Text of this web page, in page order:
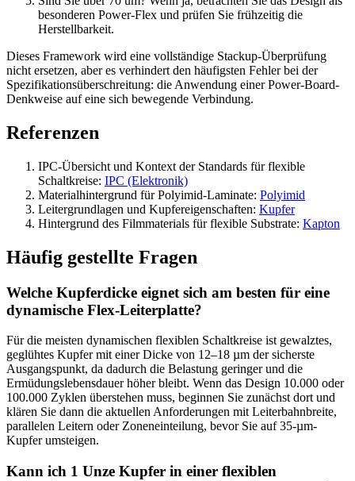
besonderen Power-Flex und prüfen Sie frühzeitig die
Herstellbarkeit.
Dieses Framework wird eine vollständige Stackup-Überprüfung
nicht ersetzen, aber es verhindert den häufigsten Fehler bei der
Spezifikationsüberschreitung: die Anwendung einer Power-Board-
Denkweise auf eine sich bewegende Verbindung.
Referenzen
IPC-Übersicht und Kontext der Standards für flexible
Schaltkreise: IPC (Elektronik)
Materialhintergrund für Polyimid-Laminate: Polyimid
Leitergrundlagen und Kupfereigenschaften: Kupfer
Hintergrund des Filmmaterials für flexible Substrate: Kapton
Häufig gestellte Fragen
Welche Kupferdicke eignet sich am besten für eine
dynamische Flex-Leiterplatte?
Für die meisten dynamischen flexiblen Schaltkreise ist gewalztes,
geglühtes Kupfer mit einer Dicke von 12–18 µm der sicherste
Ausgangspunkt, da dadurch die Belastung geringer und die
Ermüdungslebensdauer höher bleibt. Wenn das Design 10.000 oder
100.000 Zyklen überstehen muss, beginnen Sie zunächst dort und
klären Sie dann die aktuellen Anforderungen mit Leiterbahnbreite,
parallelen Leitern oder Zoneneinteilung, bevor Sie auf 35-µm-
Kupfer umsteigen.
Kann ich 1 Unze Kupfer in einer flexiblen